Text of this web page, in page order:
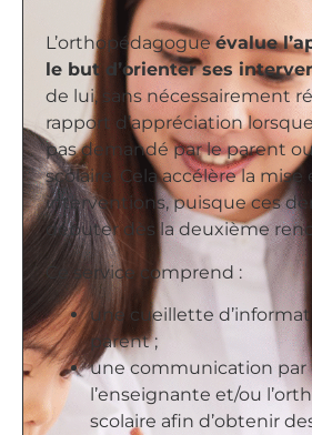
L’orthopédagogueévalue
le but d’orienter ses
de lui, sans nécessairement
rapport d’appréciation
pas demandé par le parent
scolaire. Cela accélère la mise
interventions, puisque ces
débuter dès la deuxième
Ce service comprend :
une cueillette
parent ;
une communication par
l’enseignante et/ou
scolaire afin d’obtenir